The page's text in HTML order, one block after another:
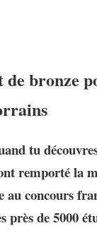
bronze
tu
remporté la
au concours
près de 5000